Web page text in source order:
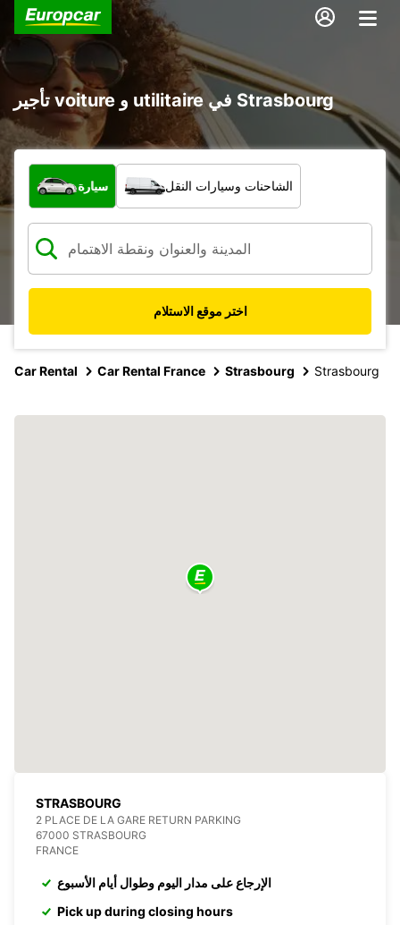
تأجير voiture و utilitaire في Strasbourg
ما نوع المركبة؟
سيارة الشاحنات وسيارات النقل
اختر موقع الاستلام
Car Rental Car Rental France Strasbourg Strasbourg
STRASBOURG
2 PLACE DE LA GARE RETURN PARKING
67000 STRASBOURG
FRANCE
الإرجاع على مدار اليوم وطوال أيام الأسبوع
Pick up during closing hours